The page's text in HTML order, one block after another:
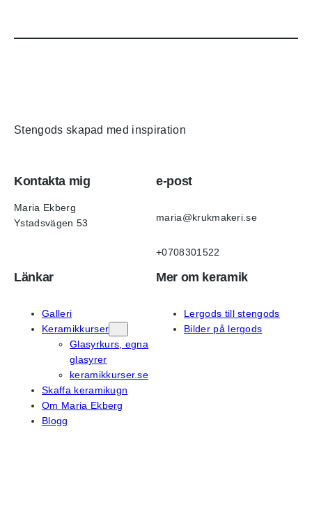
Stengods skapad med inspiration
Kontakta mig
Maria Ekberg
Ystadsvägen 53
e-post
maria@krukmakeri.se
+0708301522
Länkar
Galleri
Keramikkurser
Glasyrkurs, egna
glasyrer
keramikkurser.se
Skaffa keramikugn
Om Maria Ekberg
Blogg
Mer om keramik
Lergods till stengods
Bilder på lergods